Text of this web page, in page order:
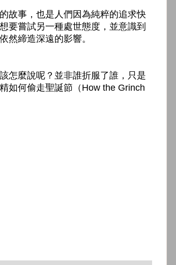
故事，也是人們因為純粹的追求快
要嘗試另一種處世態度，並意識到
然締造深遠的影響。
怎麼說呢？並非誰折服了誰，只是
如何偷走聖誕節（How the Grinch